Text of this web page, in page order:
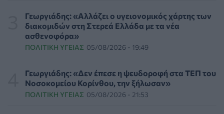
Πέθανε στα 26 της η influencer Σίντνεϊ Τάουλ που
μοιράστηκε επί τρία χρόνια τη μάχη της με σπάνιο
καρκίνο
Απώλεια βάρους: Οι τρεις παράγοντες που κρίνουν το
αποτέλεσμα σύμφωνα με ειδικό στην παχυσαρκία
Γεωργιάδης: «Αλλάζει ο υγειονομικός χάρτης των
διακομιδών στη Στερεά Ελλάδα με τα νέα
ασθενοφόρα»
ΠΟΛΙΤΙΚΉ ΥΓΕΊΑΣ 05/08/2026 - 19:49
Γεωργιάδης: «Δεν έπεσε η ψευδοροφή στα ΤΕΠ του
Νοσοκομείου Κορίνθου, την ξήλωσαν»
ΠΟΛΙΤΙΚΉ ΥΓΕΊΑΣ 05/08/2026 - 21:53